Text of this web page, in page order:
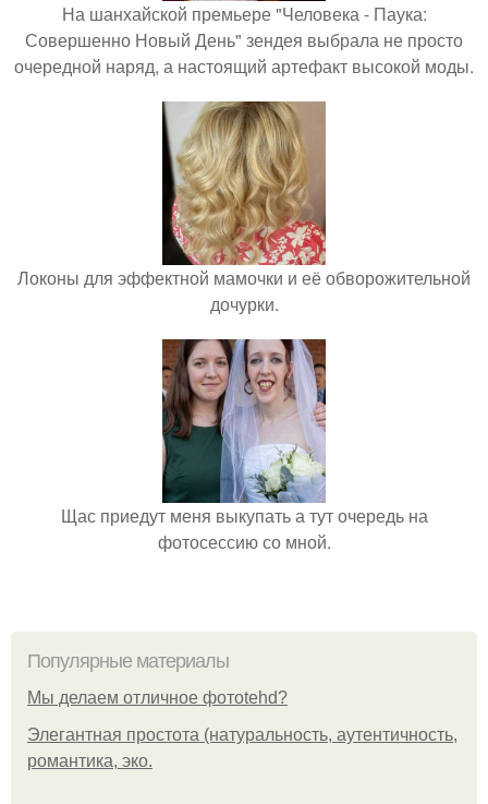
На шанхайской премьере "Человека - Паука:
Совершенно Новый День" зендея выбрала не просто
очередной наряд, а настоящий артефакт высокой моды.
Локоны для эффектной мамочки и её обворожительной
дочурки.
Щас приедут меня выкупать а тут очередь на
фотосессию со мной.
Популярные материалы
Мы делаем отличное фотоtehd?
Элегантная простота (натуральность, аутентичность,
романтика, эко.